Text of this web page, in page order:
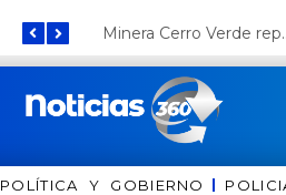
Minera Cerro Verde
POLÍTICA Y GOBIERNO